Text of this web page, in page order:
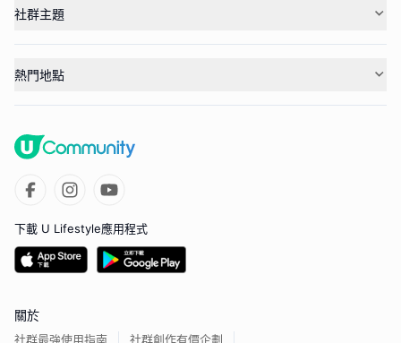
社群主題
熱門地點
下載 U Lifestyle應用程式
關於
社群最強使用指南
社群創作有價企劃